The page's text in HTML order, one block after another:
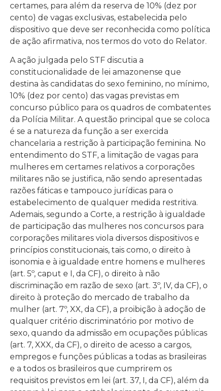
certames, para além da reserva de 10% (dez por
cento) de vagas exclusivas, estabelecida pelo
dispositivo que deve ser reconhecida como política
de ação afirmativa, nos termos do voto do Relator.
A ação julgada pelo STF discutia a
constitucionalidade de lei amazonense que
destina às candidatas do sexo feminino, no mínimo,
10% (dez por cento) das vagas previstas em
concurso público para os quadros de combatentes
da Polícia Militar. A questão principal que se coloca
é se a natureza da função a ser exercida
chancelaria a restrição à participação feminina. No
entendimento do STF, a limitação de vagas para
mulheres em certames relativos a corporações
militares não se justifica, não sendo apresentadas
razões fáticas e tampouco jurídicas para o
estabelecimento de qualquer medida restritiva.
Ademais, segundo a Corte, a restrição à igualdade
de participação das mulheres nos concursos para
corporações militares viola diversos dispositivos e
princípios constitucionais, tais como, o direito à
isonomia e à igualdade entre homens e mulheres
(art. 5º, caput e I, da CF), o direito à não
discriminação em razão de sexo (art. 3º, IV, da CF), o
direito à proteção do mercado de trabalho da
mulher (art. 7º, XX, da CF), a proibição à adoção de
qualquer critério discriminatório por motivo de
sexo, quando da admissão em ocupações públicas
(art. 7, XXX, da CF), o direito de acesso a cargos,
empregos e funções públicas a todas as brasileiras
e a todos os brasileiros que cumprirem os
requisitos previstos em lei (art. 37, I, da CF), além da